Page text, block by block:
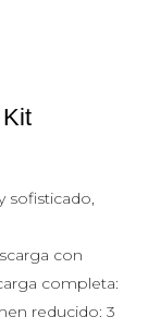
sofisticado,
con
completa:
reducido: 3